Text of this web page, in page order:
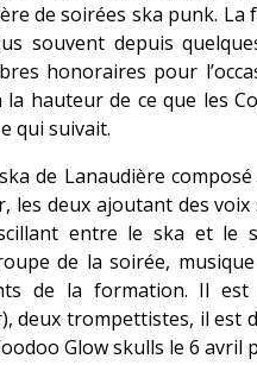
de soirées ska punk.
souvent depuis
honoraires pour
hauteur de ce que les
qui suivait.
de Lanaudière
les deux ajoutant des
entre le ska et le
de la soirée,
de la formation. Il est
deux trompettistes, il est
Glow skulls le 6 avril